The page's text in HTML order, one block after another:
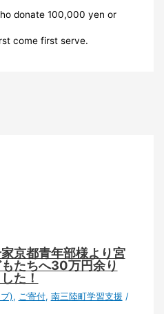
donate 100,000 yen or
come first serve.
家京都青年部様より宮
たちへ30万円余り
た！
), ご寄付, 南三陸町学習支援 /